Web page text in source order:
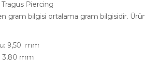
Piercing
gram bilgisi ortalama gram bilgisidir.
9,50 mm
3,80 mm